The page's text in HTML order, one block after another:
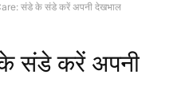
संडे के संडे करें अपनी देखभाल
संडे करें अपनी